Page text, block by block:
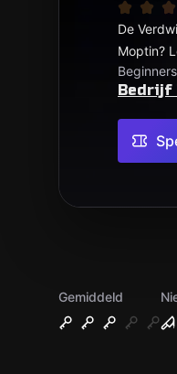
De
Moptin?
Beginners
Bedrijf
Gemiddeld